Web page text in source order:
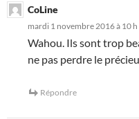
CoLine
mardi 1 novembre 2016 à 10
Wahou. Ils sont trop
ne pas perdre le
Répondre